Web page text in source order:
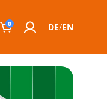
0 DE EN